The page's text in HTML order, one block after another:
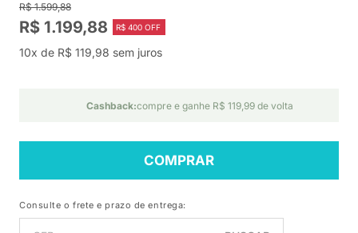
R$ 1.599,88
R$ 1.199,88 R$ 400 OFF
10x de R$ 119,98 sem juros
Cashback:compre e ganhe R$ 119,99 de volta
COMPRAR
Consulte o frete e prazo de entrega: